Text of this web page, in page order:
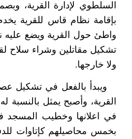
السلطوي لإدارة القرية،
بإقامة نظام قاس للقرية
واطئ حول القرية ويضع عليه
تشكيل مقاتلين وشراء سلاح
ولا خارجها.
ويبدأ بالفعل في تشكيل
القرية، وأصبح يمثل بالنسبة
في اعلانها وخطيب المسجد
بخمس محاصيلهم كإتاوات